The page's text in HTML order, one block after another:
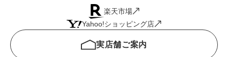
楽天市場
Yahoo!ショッピング店
実店舗ご案内